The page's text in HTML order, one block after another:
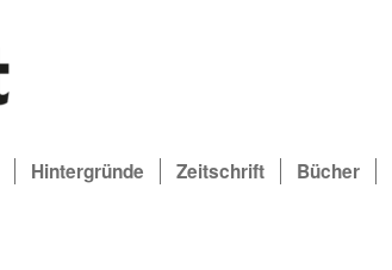
Hintergründe Zeitschrift Bücher